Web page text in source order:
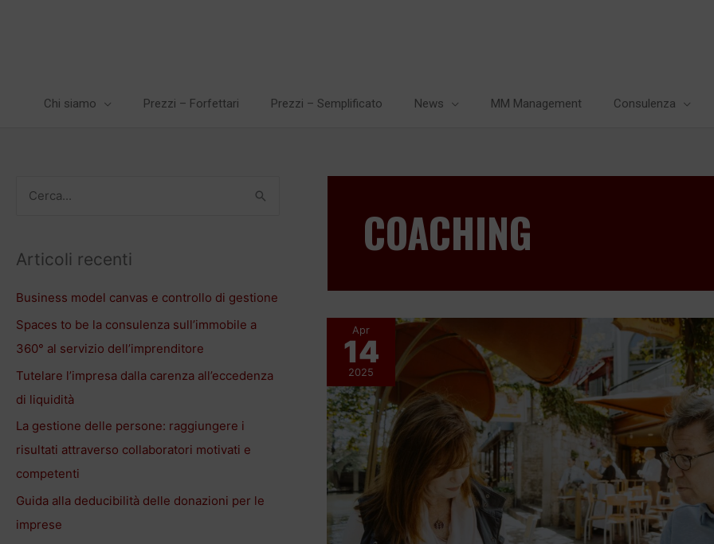
Chi siamo Prezzi – Forfettari Prezzi – Semplificato News MM Management Consulenza
c
a
:
Articoli recenti
Business model canvas e controllo di gestione
Spaces to be la consulenza sull’immobile a
360° al servizio dell’imprenditore
Tutelare l’impresa dalla carenza all’eccedenza
di liquidità
La gestione delle persone: raggiungere i
risultati attraverso collaboratori motivati e
competenti
Guida alla deducibilità delle donazioni per le
imprese
COACHING
Apr
14
2025
Come
gestire
passaggio
generazionale
in
azienda?